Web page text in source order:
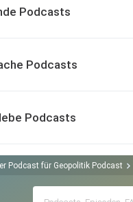
Podcasts
Podcasts
Podcasts
Podcast für Geopolitik Podcast